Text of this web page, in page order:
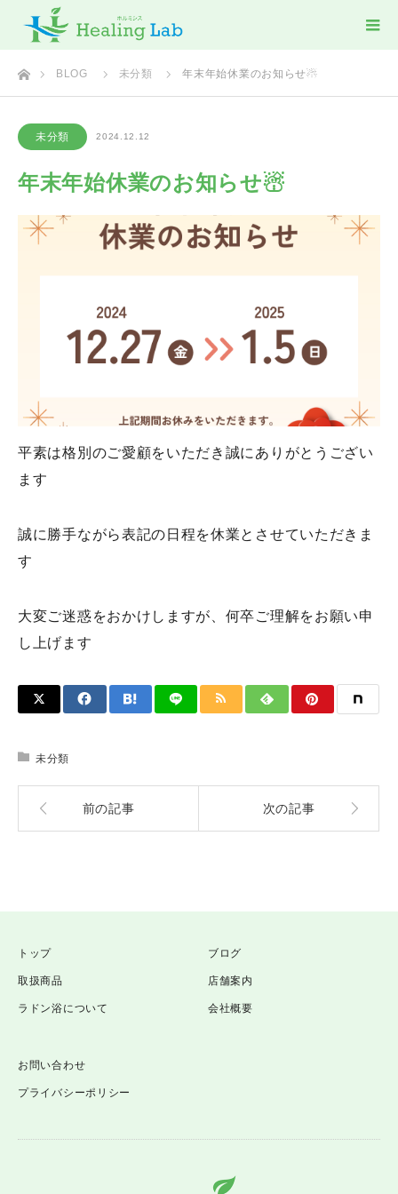
ホームBLOG 未分類 年末年始休業のお知らせ☃
未分類 2024.12.12
年末年始休業のお知らせ☃
平素は格別のご愛顧をいただき誠にありがとうござい
ます
誠に勝手ながら表記の日程を休業とさせていただきま
す
大変ご迷惑をおかけしますが、何卒ご理解をお願い申
し上げます
未分類
前の記事 次の記事
トップ
取扱商品
ラドン浴について
ブログ
店舗案内
会社概要
お問い合わせ
プライバシーポリシー